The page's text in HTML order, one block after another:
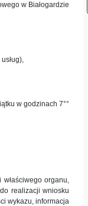
w Białogardzie
w godzinach 7°°
organu,
realizacji wniosku
wykazu, informacja